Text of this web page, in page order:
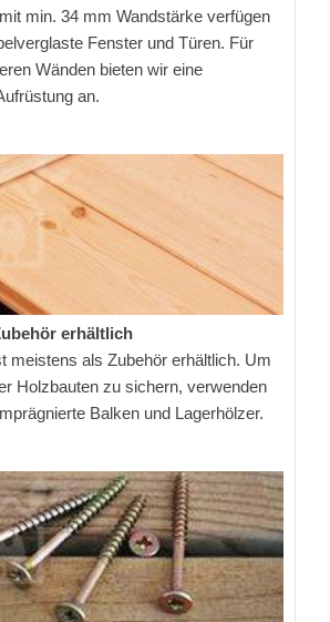
min. 34 mm Wandstärke verfügen
Fenster und Türen. Für
Wänden bieten wir eine
an.
erhältlich
meistens als Zubehör erhältlich. Um
Holzbauten zu sichern, verwenden
Balken und Lagerhölzer.